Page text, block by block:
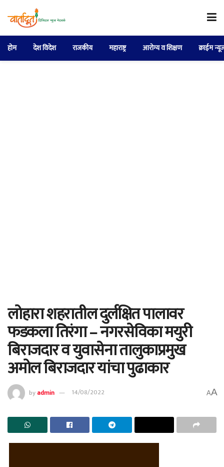
होम देश विदेश राजकीय महाराष्ट्र आरोग्य व शिक्षण क्राईम
लोहारा शहरातील दुर्लक्षित पालावर
फडकला तिरंगा – नगरसेविका मयुरी
बिराजदार व युवासेना तालुकाप्रमुख
अमोल बिराजदार यांचा पुढाकार
byadmin 14/08/2022 AA